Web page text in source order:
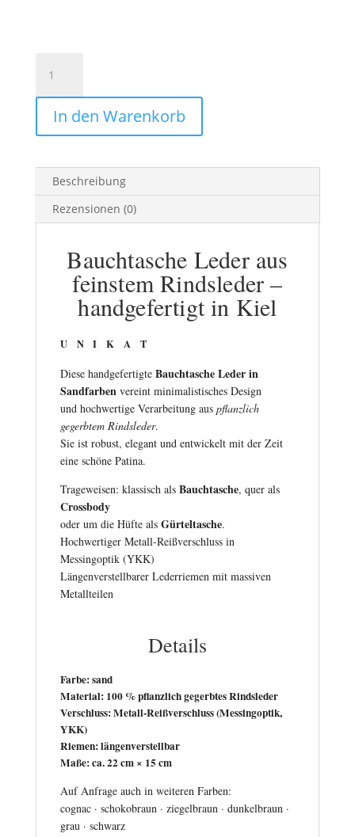
Leder
elegant
hochwertig
Menge
In den Warenkorb
Beschreibung
Rezensionen (0)
Bauchtasche Leder aus
feinstem Rindsleder –
handgefertigt in Kiel
U N I K A T
Diese handgefertigte Bauchtasche Leder in
Sandfarbenvereint minimalistisches Design
und hochwertige Verarbeitung aus pflanzlich
gegerbtem Rindsleder.
Sie ist robust, elegant und entwickelt mit der Zeit
eine schöne Patina.
Trageweisen: klassisch als Bauchtasche, quer als
Crossbody
oder um die Hüfte als Gürteltasche.
Hochwertiger Metall-Reißverschluss in
Messingoptik (YKK)
Längenverstellbarer Lederriemen mit massiven
Metallteilen
Details
Farbe:sand
Material:100 % pflanzlich gegerbtes Rindsleder
Verschluss:Metall-Reißverschluss (Messingoptik,
YKK)
Riemen:längenverstellbar
Maße:ca. 22 cm × 15 cm
Auf Anfrage auch in weiteren Farben:
cognac · schokobraun · ziegelbraun · dunkelbraun ·
grau · schwarz